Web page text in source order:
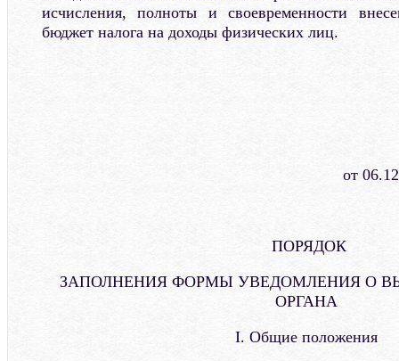
исчисления, полноты и своевременности
бюджет налога на доходы физических лиц.
от
ПОРЯДОК
ЗАПОЛНЕНИЯ ФОРМЫ УВЕДОМЛЕНИЯ О
ОРГАНА
I. Общие положения